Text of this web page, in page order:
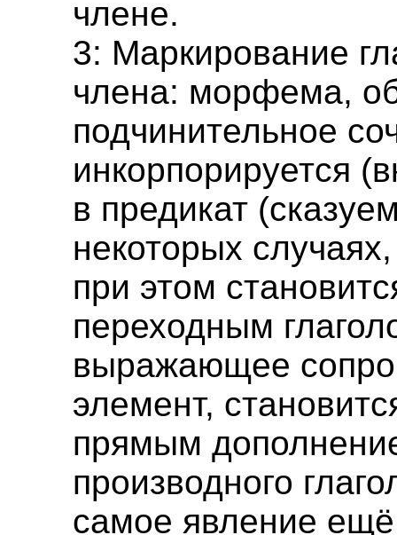
члене.
3: Маркирование
члена: морфема,
подчинительное
инкорпорируется
в предикат
некоторых
при этом
переходным
выражающее
элемент,
прямым
производного
самое явление